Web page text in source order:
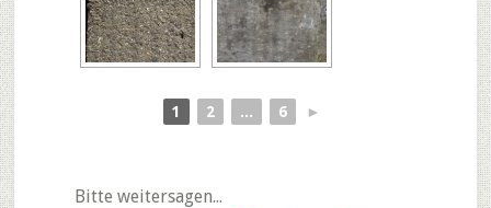
1 2 ... 6 ►
Bitte weitersagen...